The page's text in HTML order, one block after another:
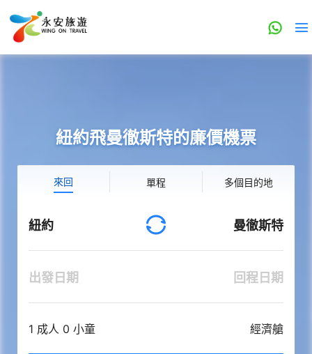
紐約飛曼徹斯特的廉價機票
來回 單程 多個目的地
紐約 曼徹斯特
出發日期 回程日期
1 成人 0 小童 經濟艙